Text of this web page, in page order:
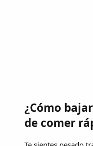
¿Cómo
de comer